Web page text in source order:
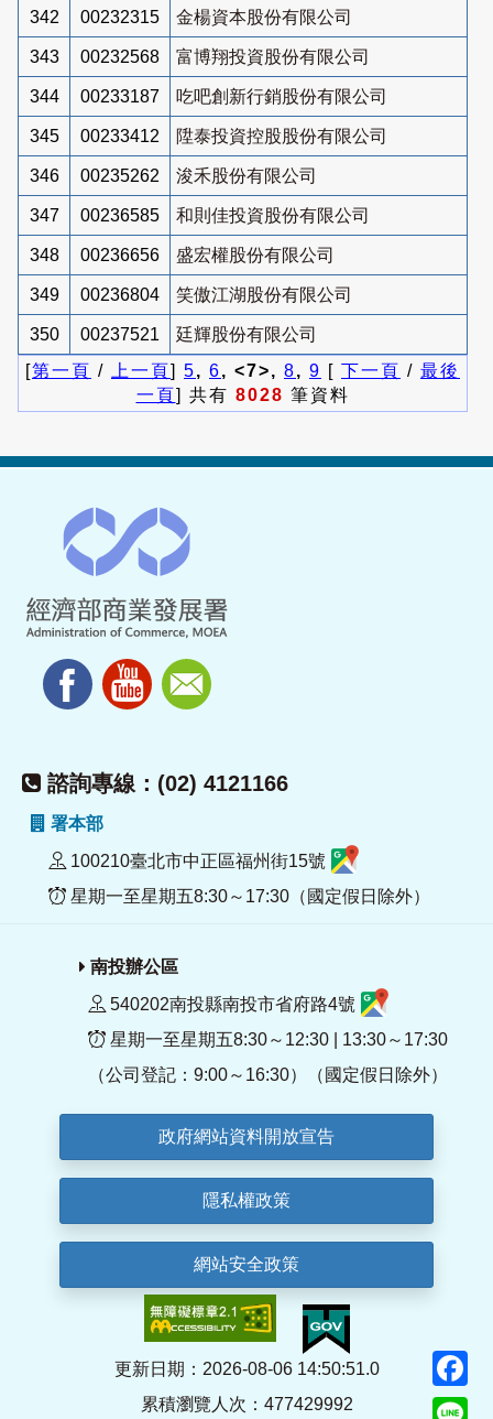
342 00232315 金楊資本股份有限公司
343 00232568 富博翔投資股份有限公司
344 00233187 吃吧創新行銷股份有限公司
345 00233412 陞泰投資控股股份有限公司
346 00235262 浚禾股份有限公司
347 00236585 和則佳投資股份有限公司
348 00236656 盛宏權股份有限公司
349 00236804 笑傲江湖股份有限公司
350 00237521
廷輝股份有限公司
[第一頁 / 上一頁] 5, 6, <7>, 8, 9 [ 下一頁 / 最後
一頁] 共有 8028 筆資料
諮詢專線：(02) 4121166
署本部
100210臺北市中正區福州街15號
星期一至星期五8:30～17:30（國定假日除外）
南投辦公區
540202南投縣南投市省府路4號
星期一至星期五8:30～12:30 | 13:30～17:30
（公司登記：9:00～16:30）（國定假日除外）
政府網站資料開放宣告
隱私權政策
網站安全政策
更新日期：2026-08-06 14:50:51.0
累積瀏覽人次：477429992